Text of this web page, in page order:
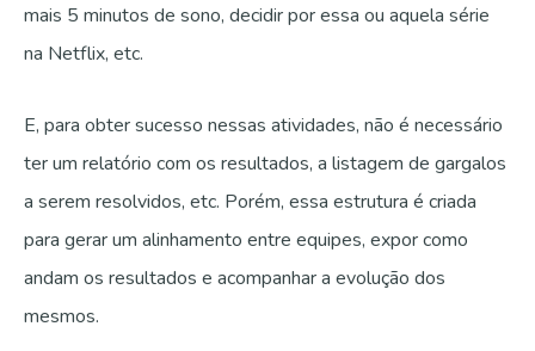
mais 5 minutos de sono, decidir por essa ou aquela série
na Netflix, etc.
E, para obter sucesso nessas atividades, não é necessário
ter um relatório com os resultados, a listagem de gargalos
a serem resolvidos, etc. Porém, essa estrutura é criada
para gerar um alinhamento entre equipes, expor como
andam os resultados e acompanhar a evolução dos
mesmos.